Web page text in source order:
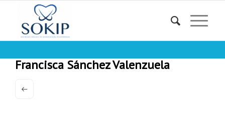
Francisca Sánchez Valenzuela